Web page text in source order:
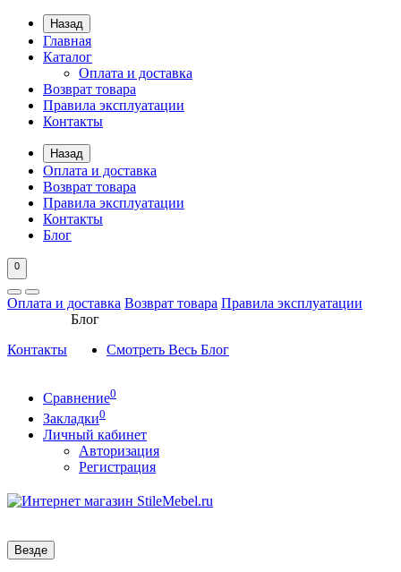
Назад
Главная
Каталог
Оплата и доставка
Возврат товара
Правила эксплуатации
Контакты
Назад
Оплата и доставка
Возврат товара
Правила эксплуатации
Контакты
Блог
0
Оплата и доставка Возврат товара Правила эксплуатации
Контакты
Блог
Смотреть Весь Блог
Сравнение0
Закладки0
Личный кабинет
Авторизация
Регистрация
Везде